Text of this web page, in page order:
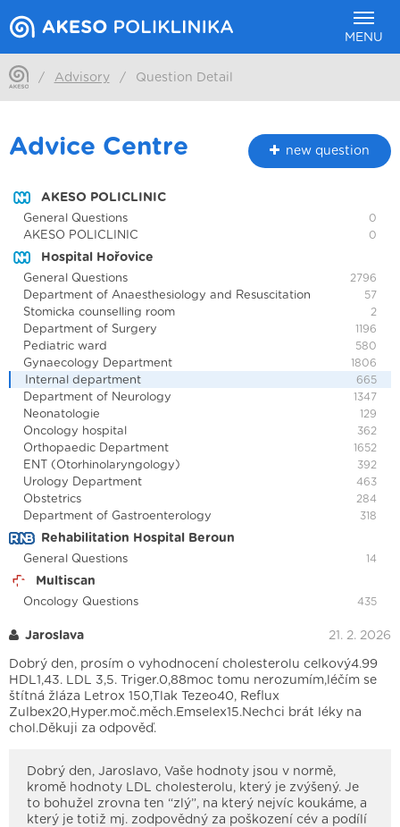
MENU
/ Advisory / Question Detail
Advice Centre new question
AKESO POLICLINIC
General Questions 0
AKESO POLICLINIC 0
Hospital Hořovice
General Questions 2796
Department of Anaesthesiology and Resuscitation 57
Stomicka counselling room 2
Department of Surgery 1196
Pediatric ward 580
Gynaecology Department 1806
Internal department 665
Department of Neurology 1347
Neonatologie 129
Oncology hospital 362
Orthopaedic Department 1652
ENT (Otorhinolaryngology) 392
Urology Department 463
Obstetrics 284
Department of Gastroenterology 318
Rehabilitation Hospital Beroun
General Questions 14
Multiscan
Oncology Questions 435
Jaroslava 21. 2. 2026
Dobrý den, prosím o vyhodnocení cholesterolu celkový4.99
HDL1,43. LDL 3,5. Triger.0,88moc tomu nerozumím,léčím se
štítná žláza Letrox 150,Tlak Tezeo40, Reflux
Zulbex20,Hyper.moč.měch.Emselex15.Nechci brát léky na
chol.Děkuji za odpověď.
Dobrý den, Jaroslavo, Vaše hodnoty jsou v normě,
kromě hodnoty LDL cholesterolu, který je zvýšený. Je
to bohužel zrovna ten “zlý”, na který nejvíc koukáme, a
který je totiž mj. zodpovědný za poškození cév a podílí